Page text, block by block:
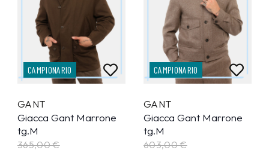
CAMPIONARIO
GANT
Giacca Gant Marrone
tg.M
365,00 €
CAMPIONARIO
GANT
Giacca Gant Marrone
tg.M
603,00 €